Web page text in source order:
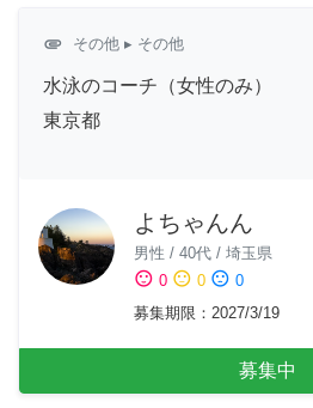
attachment その他 ▸ その他
水泳のコーチ（女性のみ）
東京都
よちゃんん
男性 / 40代 / 埼玉県
sentiment_satisfied 0 sentiment_neutral 0 sentiment_dissatisfied 0
募集期限 ： 2027/3/19
募集中